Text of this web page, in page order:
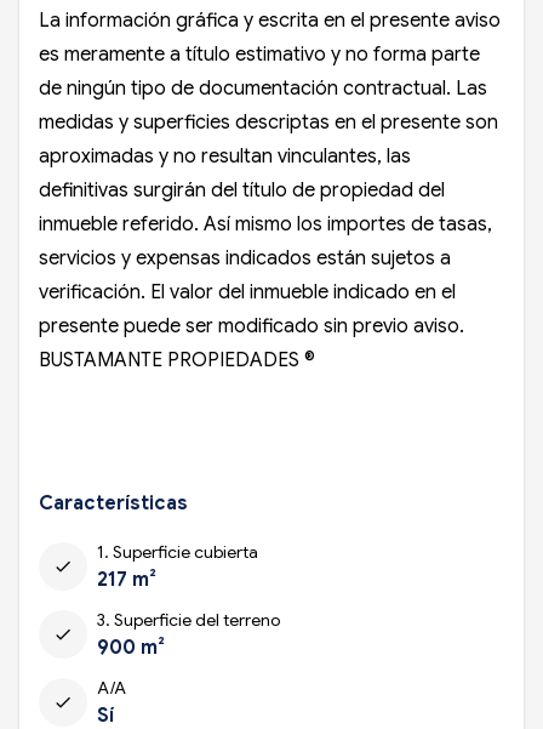
La información gráfica y escrita en el presente aviso
es meramente a título estimativo y no forma parte
de ningún tipo de documentación contractual. Las
medidas y superficies descriptas en el presente son
aproximadas y no resultan vinculantes, las
definitivas surgirán del título de propiedad del
inmueble referido. Así mismo los importes de tasas,
servicios y expensas indicados están sujetos a
verificación. El valor del inmueble indicado en el
presente puede ser modificado sin previo aviso.
BUSTAMANTE PROPIEDADES ®
Características
check
1. Superficie cubierta
217 m²
check
3. Superficie del terreno
900 m²
check
A/A
Sí